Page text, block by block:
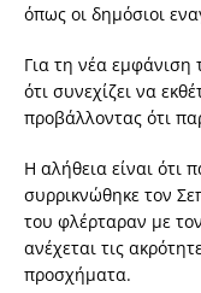
όπως οι δημόσιοι
Για τη νέα εμφάνιση
ότι συνεχίζει να
προβάλλοντας ότι
Η αλήθεια είναι ότι
συρρικνώθηκε τον
του φλέρταραν με τον
ανέχεται τις
προσχήματα.